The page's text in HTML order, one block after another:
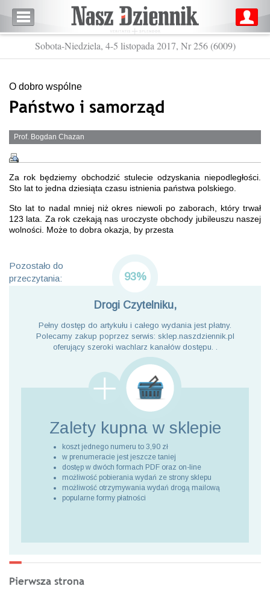
Sobota-Niedziela, 4-5 listopada 2017, Nr 256 (6009)
O dobro wspólne
Państwo i samorząd
Prof. Bogdan Chazan
Za rok będziemy obchodzić stulecie odzyskania niepodległości.
Sto lat to jedna dziesiąta czasu istnienia państwa polskiego.
Sto lat to nadal mniej niż okres niewoli po zaborach, który trwał
123 lata. Za rok czekają nas uroczyste obchody jubileuszu naszej
wolności. Może to dobra okazja, by przesta
Pozostało do
przeczytania:
93%
Drogi Czytelniku,
Pełny dostęp do artykułu i całego wydania jest płatny.
Polecamy zakup poprzez serwis: sklep.naszdziennik.pl
oferujący szeroki wachlarz kanałów dostępu. .
Zalety kupna w sklepie
koszt jednego numeru to 3,90 zł
w prenumeracie jest jeszcze taniej
dostęp w dwóch formach PDF oraz on-line
możliwość pobierania wydań ze strony sklepu
możliwość otrzymywania wydań drogą mailową
popularne formy płatności
Pierwsza strona